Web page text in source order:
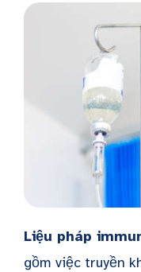
Liệu pháp
gồm việc truyền